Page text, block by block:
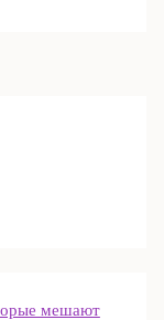
мешают